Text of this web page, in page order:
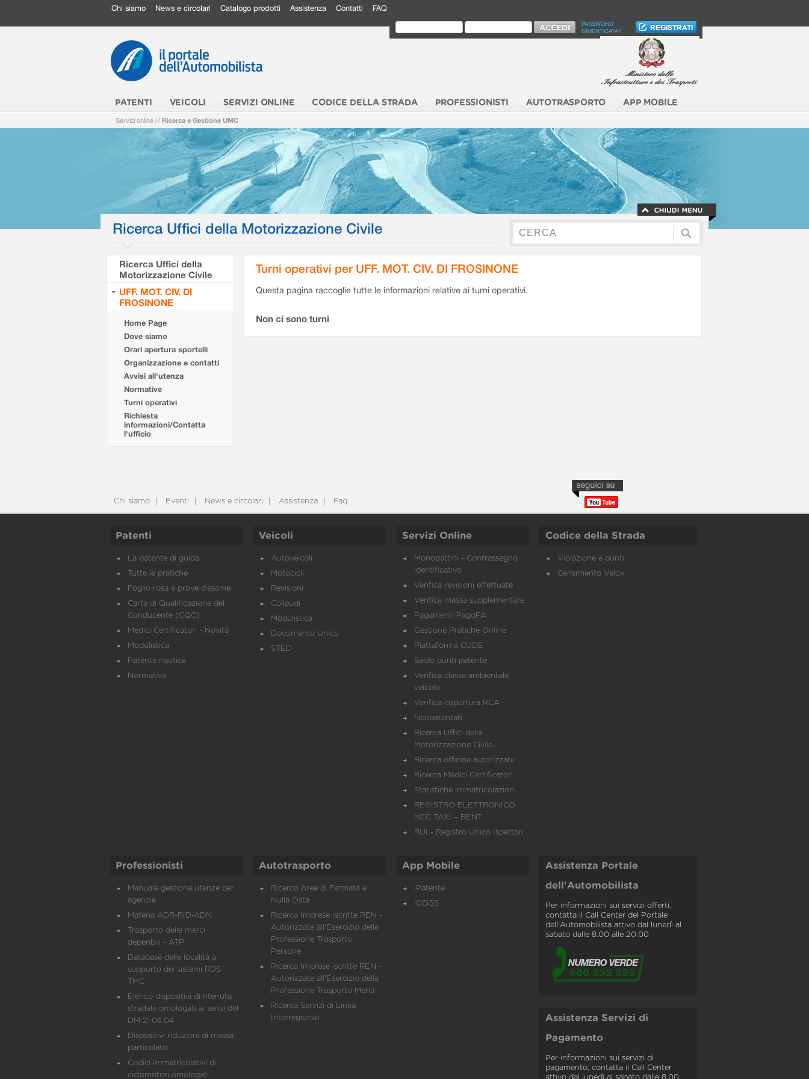
Chi siamo News e circolari Catalogo prodotti Assistenza Contatti FAQ
PASSWORD
DIMENTICATA?
PATENTI VEICOLI SERVIZI ONLINE CODICE DELLA STRADA PROFESSIONISTI AUTOTRASPORTO APP MOBILE
Servizi online // Ricerca e Gestione UMC
Ricerca Uffici della Motorizzazione Civile
Ricerca Uffici della
Motorizzazione Civile
UFF. MOT. CIV. DI
FROSINONE
Home Page
Dove siamo
Orari apertura sportelli
Organizzazione e contatti
Avvisi all'utenza
Normative
Turni operativi
Richiesta
informazioni/Contatta
l'ufficio
Turni operativi per UFF. MOT. CIV. DI FROSINONE
Questa pagina raccoglie tutte le informazioni relative ai turni operativi.
Non ci sono turni
Chi siamo Eventi News e circolari Assistenza Faq
Patenti
La patente di guida
Tutte le pratiche
Foglio rosa e prove d’esame
Carta di Qualificazione del
Conducente (CQC)
Medici Certificatori - Novità
Modulistica
Patente nautica
Normativa
Veicoli
Autoveicoli
Motocicli
Revisioni
Collaudi
Modulistica
Documento Unico
STED
Servizi Online
Monopattini - Contrassegno
identificativo
Verifica revisioni effettuate
Verifica massa supplementare
Pagamenti PagoPA
Gestione Pratiche Online
Piattaforma CUDE
Saldo punti patente
Verifica classe ambientale
veicolo
Verifica copertura RCA
Neopatentati
Ricerca Uffici della
Motorizzazione Civile
Ricerca officine autorizzate
Ricerca Medici Certificatori
Statistiche immatricolazioni
REGISTRO ELETTRONICO
NCC TAXI – RENT
RUI - Registro Unico Ispettori
Codice della Strada
Violazione e punti
Censimento Velox
Professionisti
Manuale gestione utenze per
agenzie
Materia ADR-RID-ADN
Trasporto delle merci
deperibili - ATP
Database delle località a
supporto dei sistemi RDS
TMC
Elenco dispositivi di ritenuta
stradale omologati ai sensi del
DM 21.06.04
Dispositivi riduzioni di massa
particolato
Codici immatricolativi di
ciclomotori omologati
Autotrasporto
Ricerca Aree di Fermata e
Nulla Osta
Ricerca Imprese Iscritte REN -
Autorizzate all'Esercizio della
Professione Trasporto
Persone
Ricerca Imprese iscritte REN -
Autorizzate all'Esercizio della
Professione Trasporto Merci
Ricerca Servizi di Linea
Interregionali
App Mobile
iPatente
iCCISS
Assistenza Portale
dell'Automobilista
Per informazioni sui servizi offerti,
contatta il Call Center del Portale
dell'Automobilista attivo dal lunedì al
sabato dalle 8.00 alle 20.00
Assistenza Servizi di
Pagamento
Per informazioni sui servizi di
pagamento, contatta il Call Center